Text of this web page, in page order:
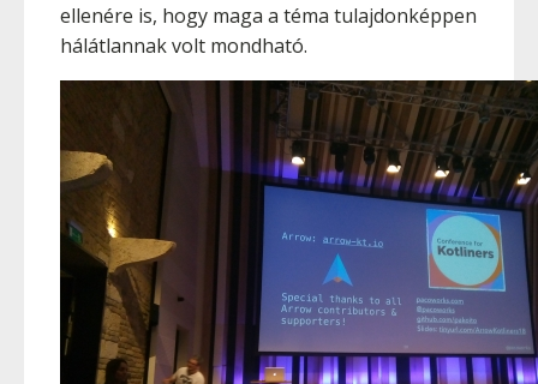
ellenére is, hogy maga a téma tulajdonképpen
hálátlannak volt mondható.